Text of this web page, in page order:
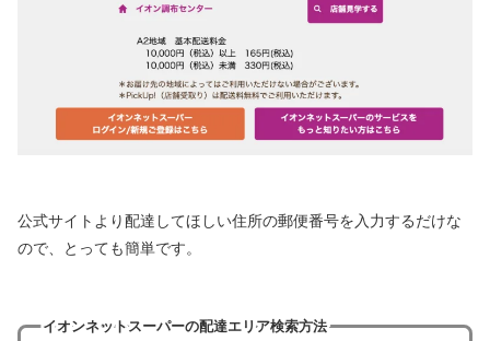
公式サイトより配達してほしい住所の郵便番号を入力するだけな
ので、とっても簡単です。
イオンネットスーパーの配達エリア検索方法